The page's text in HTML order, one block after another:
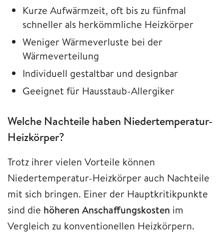
Kurze Aufwärmzeit, oft bis zu fünfmal
schneller als herkömmliche Heizkörper
Weniger Wärmeverluste bei der
Wärmeverteilung
Individuell gestaltbar und designbar
Geeignet für Hausstaub-Allergiker
Welche Nachteile haben Niedertemperatur-
Heizkörper?
Trotz ihrer vielen Vorteile können
Niedertemperatur-Heizkörper auch Nachteile
mit sich bringen. Einer der Hauptkritikpunkte
sind die höheren Anschaffungskosten im
Vergleich zu konventionellen Heizkörpern.